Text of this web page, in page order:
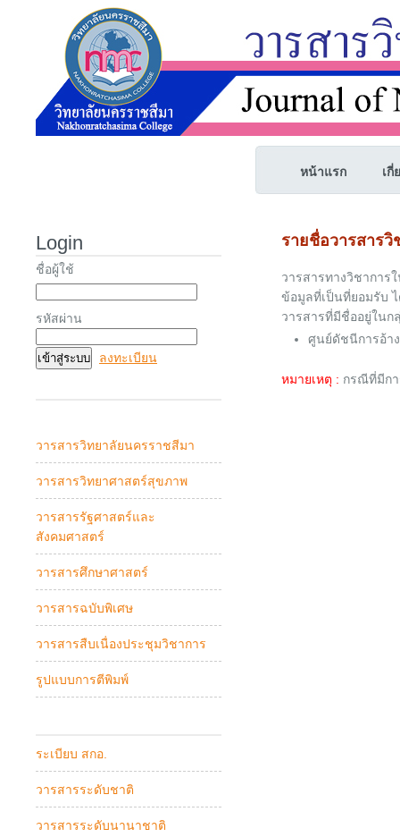
หน้าแรก เกี่
Login
ชื่อผู้ใช้
รหัสผ่าน
ลงทะเบียน
วารสารวิทยาลัยนครราชสีมา
วารสารวิทยาศาสตร์สุขภาพ
วารสารรัฐศาสตร์และ
สังคมศาสตร์
วารสารศึกษาศาสตร์
วารสารฉบับพิเศษ
วารสารสืบเนื่องประชุมวิชาการ
รูปแบบการตีพิมพ์
ระเบียบ สกอ.
วารสารระดับชาติ
วารสารระดับนานาชาติ
รายชื่อวารสาร
วารสารทางวิชากา
ข้อมูลที่เป็นที่ยอมรับ ไ
วารสารที่มีชื่ออยู่ใน
ศูนย์ดัชนีการอ้าง
หมายเหตุ : กรณีที่มีกา